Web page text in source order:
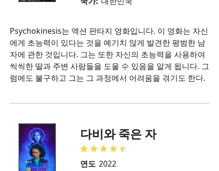
Psychokinesis는 액션 판타지 영화입니다. 이 영화는 자신
에게 초능력이 있다는 것을 예기치 않게 발견한 평범한 남
자에 관한 것입니다. 그는 또한 자신의 초능력을 사용하여
씩씩한 딸과 주변 사람들을 도울 수 있음을 알게 됩니다. 그
럼에도 불구하고 그는 그 과정에서 어려움을 겪기도 한다.
다비와 죽은 자
연도 2022